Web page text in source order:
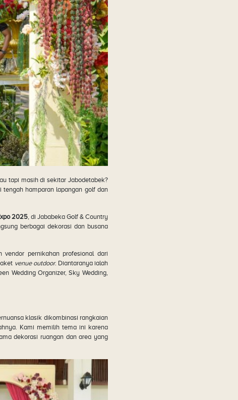
tapi masih di sekitar Jabodetabek?
hamparan lapangan golf dan
2025, di Jababeka Golf & Country
berbagai dekorasi dan busana
pernikahan profesional dari
venue outdoor. Diantaranya ialah
Wedding Organizer, Sky Wedding,
klasik dikombinasi rangkaian
Kami memilih tema ini karena
dekorasi ruangan dan area yang